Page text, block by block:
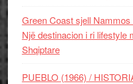
Green Coast sjell
Një destinacion i ri lifestyle
Shqiptare
PUEBLO (1966) /